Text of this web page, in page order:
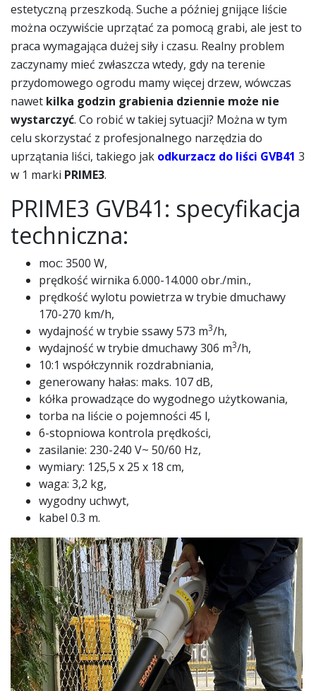
estetyczną przeszkodą. Suche a później gnijące liście
można oczywiście uprzątać za pomocą grabi, ale jest to
praca wymagająca dużej siły i czasu. Realny problem
zaczynamy mieć zwłaszcza wtedy, gdy na terenie
przydomowego ogrodu mamy więcej drzew, wówczas
nawet kilka godzin grabienia dziennie może nie
wystarczyć. Co robić w takiej sytuacji? Można w tym
celu skorzystać z profesjonalnego narzędzia do
uprzątania liści, takiego jak odkurzacz do liści GVB41 3
w 1 marki PRIME3.
PRIME3 GVB41: specyfikacja
techniczna:
moc: 3500 W,
prędkość wirnika 6.000-14.000 obr./min.,
prędkość wylotu powietrza w trybie dmuchawy
170-270 km/h,
wydajność w trybie ssawy 573 m3/h,
wydajność w trybie dmuchawy 306 m3/h,
10:1 współczynnik rozdrabniania,
generowany hałas: maks. 107 dB,
kółka prowadzące do wygodnego użytkowania,
torba na liście o pojemności 45 l,
6-stopniowa kontrola prędkości,
zasilanie: 230-240 V~ 50/60 Hz,
wymiary: 125,5 x 25 x 18 cm,
waga: 3,2 kg,
wygodny uchwyt,
kabel 0.3 m.